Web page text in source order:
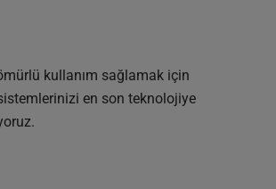
kullanım sağlamak için
en son teknolojiye